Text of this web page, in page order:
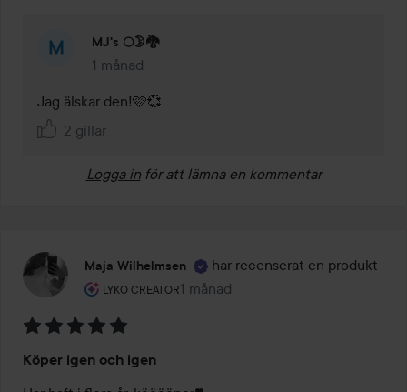
MJ's 🌕🌛🐉
1 månad
Kommentaren lades 1 månad
Jag älskar den!🩷💞
2 gillar
Logga in för att lämna en kommentar
Maja Wilhelmsen har recenserat en produkt
LYKO CREATOR
Användarens roll: Lyko Creator.
1 månad
Inlägget skapades 1 månad
5
Köper igen och igen